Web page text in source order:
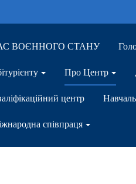
ВОЄННОГО СТАНУ
Про Центр
центр
співпраця